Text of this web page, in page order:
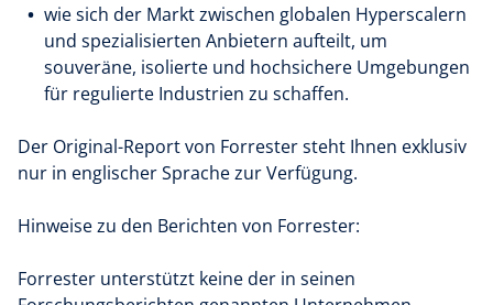
wie sich der Markt zwischen globalen Hyperscalern
und spezialisierten Anbietern aufteilt, um
souveräne, isolierte und hochsichere Umgebungen
für regulierte Industrien zu schaffen.
Der Original-Report von Forrester steht Ihnen exklusiv
nur in englischer Sprache zur Verfügung.
Hinweise zu den Berichten von Forrester:
Forrester unterstützt keine der in seinen